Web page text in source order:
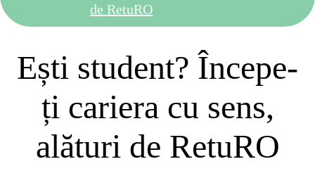
de RetuRO
Ești student? Începe-
ți cariera cu sens,
alături de RetuRO